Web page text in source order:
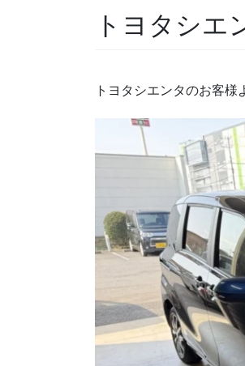
トヨタシエ
トヨタシエンタのお客様